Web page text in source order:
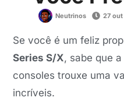
Neutrinos 27 out
Se você é um feliz
Series S/X, sabe que
consoles trouxe uma
incríveis.